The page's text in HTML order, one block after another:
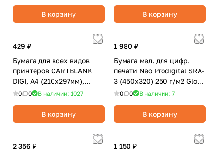
В корзину В корзину
429 ₽
Бумага для всех видов
принтеров CARTBLANK
DIGI, А4 (210х297мм),
белая, 160 г/м2, матовая,
0 0 В наличии: 1027
В корзину
1 980 ₽
Бумага мел. для цифр.
печати Neo Prodigital SRA-
3 (450x320) 250 г/м2 Gloss
(глянцев) белая (250 л)
0 0 В наличии: 7
В корзину
2 356 ₽
1 150 ₽